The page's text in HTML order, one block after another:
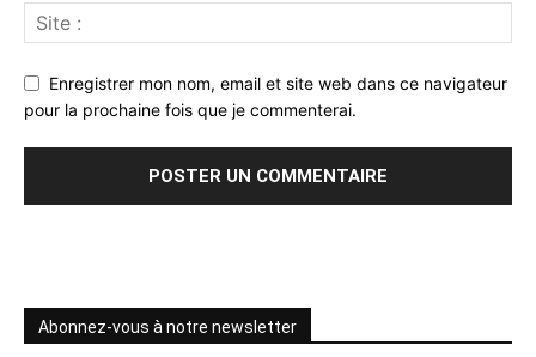
Enregistrer mon nom, email et site web dans ce navigateur
pour la prochaine fois que je commenterai.
Abonnez-vous à notre newsletter